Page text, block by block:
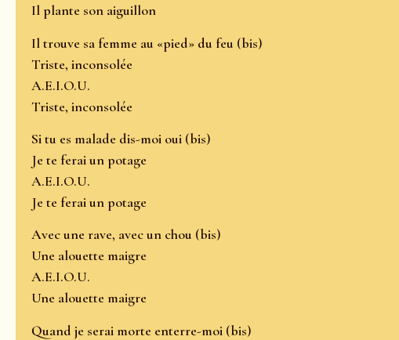
Il plante son aiguillon
Il trouve sa femme au «pied» du feu (bis)
Triste, inconsolée
A.E.I.O.U.
Triste, inconsolée
Si tu es malade dis-moi oui (bis)
Je te ferai un potage
A.E.I.O.U.
Je te ferai un potage
Avec une rave, avec un chou (bis)
Une alouette maigre
A.E.I.O.U.
Une alouette maigre
Quand je serai morte enterre-moi (bis)